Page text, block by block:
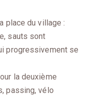
place du village :
sauts sont
progressivement se
la deuxième
passing, vélo